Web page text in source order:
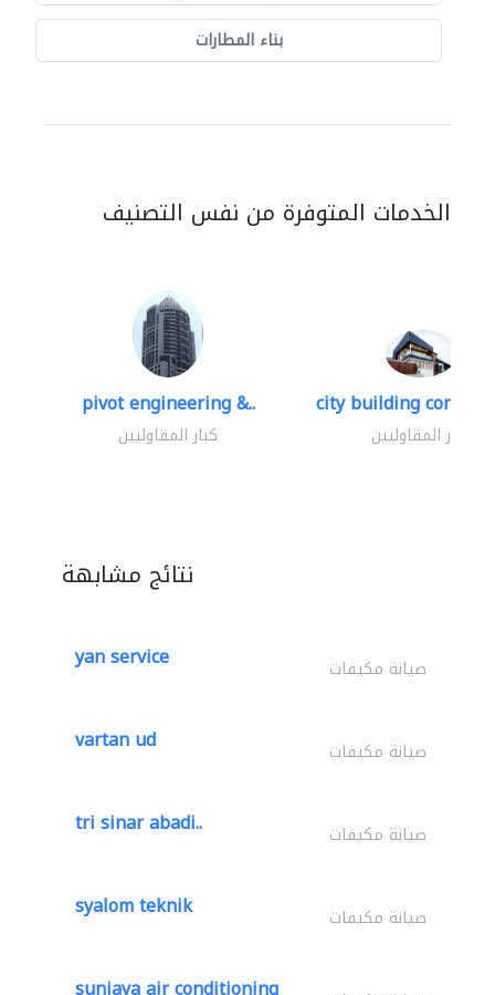
بناء المطارات
الخدمات المتوفرة من نفس التصنيف
pivot engineering &..
كبار المقاوليين
city building
كبار المقاوليين
نتائج مشابهة
yan service صيانة مكيفات
vartan ud صيانة مكيفات
tri sinar abadi.. صيانة مكيفات
syalom teknik صيانة مكيفات